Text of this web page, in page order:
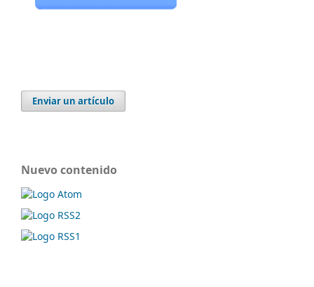
Enviar un artículo
Nuevo contenido